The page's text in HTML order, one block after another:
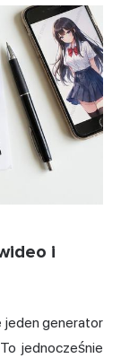
i
jeden generator
jednocześnie